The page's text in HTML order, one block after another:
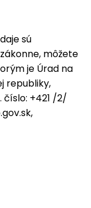
sú
môžete
je Úrad na
republiky,
číslo: +421 /2/